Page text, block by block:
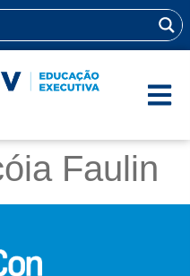
Faulin